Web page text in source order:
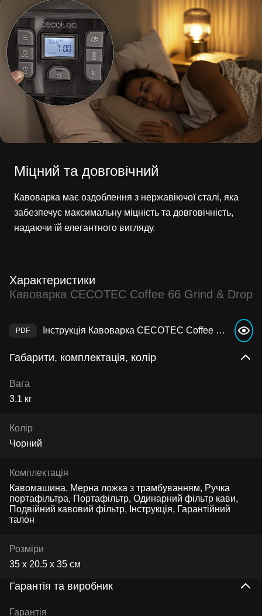
Міцний та довговічний
Кавоварка має оздоблення з нержавіючої сталі, яка
забезпечує максимальну міцність та довговічність,
надаючи їй елегантного вигляду.
Характеристики
Кавоварка CECOTEC Coffee 66 Grind & Drop
Інструкція Кавоварка CECOTEC Coffee 66 Grind & Drop
Габарити, комплектація, колір
Вага
3.1 кг
Колір
Чорний
Комплектація
Кавомашина, Мерна ложка з трамбуванням, Ручка
портафільтра, Портафільтр, Одинарний фільтр кави,
Подвійний кавовий фільтр, Інструкція, Гарантійний
талон
Розміри
35 х 20.5 х 35 см
Гарантія та виробник
Гарантія